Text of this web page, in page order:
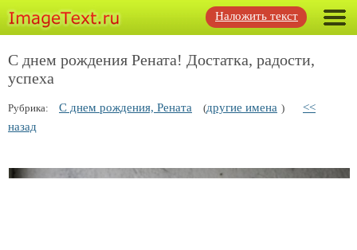
Наложить текст
С днем рождения Рената! Достатка, радости,
успеха
Рубрика: С днем рождения, Рената (другие имена )
<<
назад